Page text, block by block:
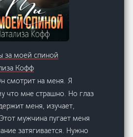
за моей спиной
Кофф
смотрит на меня. Я
что мне страшно. Но глаз
меня, изучает,
мужчина пугает меня
затягивается. Нужно